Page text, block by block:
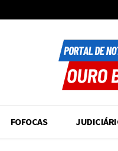
FOFOCAS